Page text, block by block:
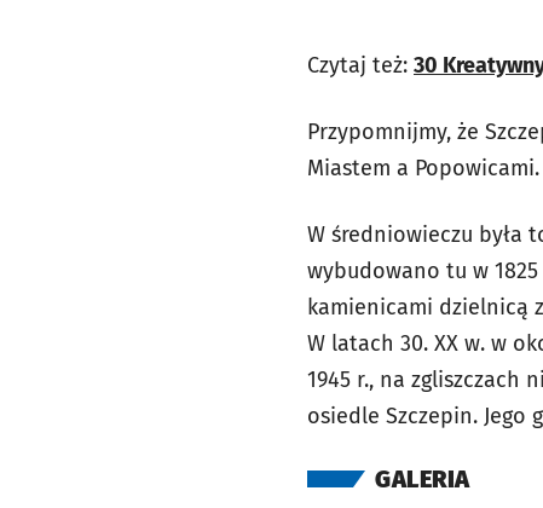
Czytaj też: 30
Przypomnijmy, że
Miastem a Popowicami.
W średniowieczu była
wybudowano tu w
kamienicami dzielnicą
W latach 30. XX w. w
1945 r., na zgliszczach
osiedle Szczepin. Jego
GALERIA